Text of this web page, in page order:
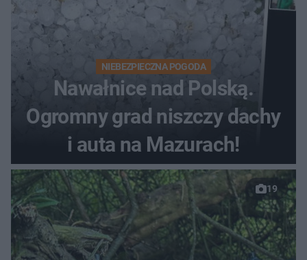
NIEBEZPIECZNA POGODA
Nawałnice nad Polską.
Ogromny grad niszczy dachy
i auta na Mazurach!
19